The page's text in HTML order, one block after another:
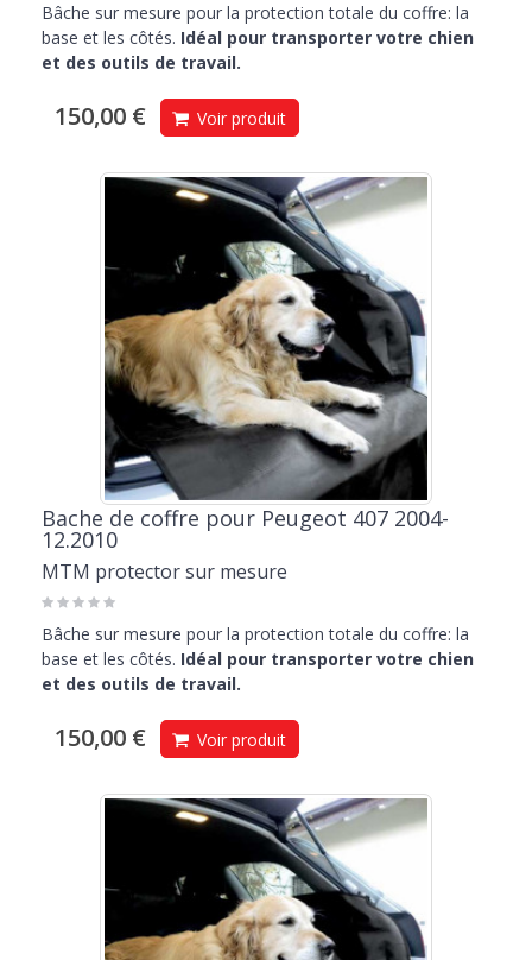
Bâche sur mesure pour la protection totale du coffre: la
base et les côtés. Idéal pour transporter votre chien
et des outils de travail.
150,00 € Voir produit
Bache de coffre pour Peugeot 407 2004-
12.2010
MTM protector sur mesure
Bâche sur mesure pour la protection totale du coffre: la
base et les côtés. Idéal pour transporter votre chien
et des outils de travail.
150,00 € Voir produit